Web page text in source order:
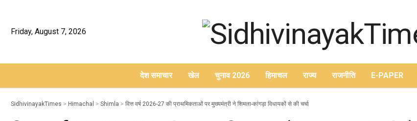
Friday, August 7, 2026
देश समाचार खेल चुनाव 2026 हिमाचल राज्य राजनीति E-PAPER
SidhivinayakTimes > Himachal > Shimla > वित्त वर्ष 2026-27 की प्राथमिकताओं पर मुख्यमंत्री ने शिमला-कांगड़ा विधायकों से की चर्चा